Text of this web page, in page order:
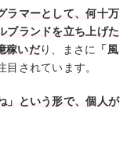
ラマーとして、何十万
ブランドを立ち上げた
稼いだり、まさに
「風
目されています。
」という形で、個人が